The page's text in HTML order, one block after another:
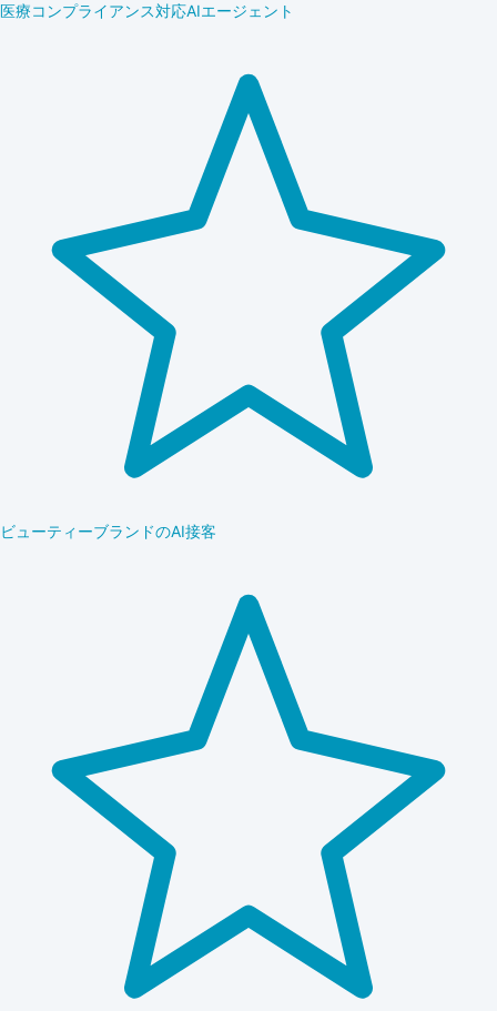
医療コンプライアンス対応AIエージェント
ビューティーブランドのAI接客